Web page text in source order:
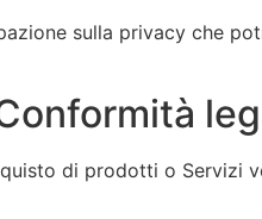
sulla privacy che
di prodotti o